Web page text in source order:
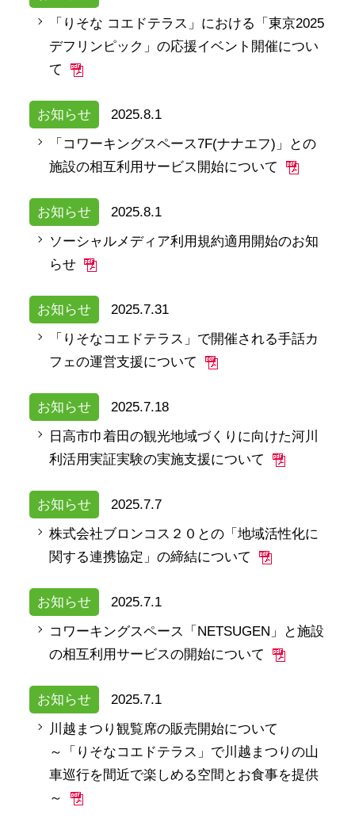
「りそな コエドテラス」における「東京2025
デフリンピック」の応援イベント開催につい
て
お知らせ
2025.8.1
「コワーキングスペース7F(ナナエフ)」との
施設の相互利用サービス開始について
お知らせ
2025.8.1
ソーシャルメディア利用規約適用開始のお知
らせ
お知らせ
2025.7.31
「りそなコエドテラス」で開催される手話カ
フェの運営支援について
お知らせ
2025.7.18
日高市巾着田の観光地域づくりに向けた河川
利活用実証実験の実施支援について
お知らせ
2025.7.7
株式会社ブロンコス２０との「地域活性化に
関する連携協定」の締結について
お知らせ
2025.7.1
コワーキングスペース「NETSUGEN」と施設
の相互利用サービスの開始について
お知らせ
2025.7.1
川越まつり観覧席の販売開始について
～「りそなコエドテラス」で川越まつりの山
車巡行を間近で楽しめる空間とお食事を提供
～